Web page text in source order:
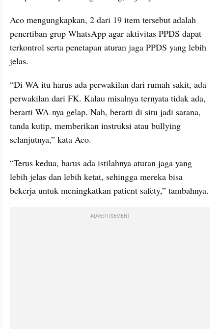
Aco mengungkapkan, 2 dari 19 item tersebut adalah
penertiban grup WhatsApp agar aktivitas PPDS dapat
terkontrol serta penetapan aturan jaga PPDS yang lebih
jelas.
“Di WA itu harus ada perwakilan dari rumah sakit, ada
perwakilan dari FK. Kalau misalnya ternyata tidak ada,
berarti WA-nya gelap. Nah, berarti di situ jadi sarana,
tanda kutip, memberikan instruksi atau bullying
selanjutnya,” kata Aco.
“Terus kedua, harus ada istilahnya aturan jaga yang
lebih jelas dan lebih ketat, sehingga mereka bisa
bekerja untuk meningkatkan patient safety,” tambahnya.
ADVERTISEMENT